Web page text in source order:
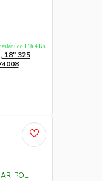
18" 325
do 11h 4 Ks